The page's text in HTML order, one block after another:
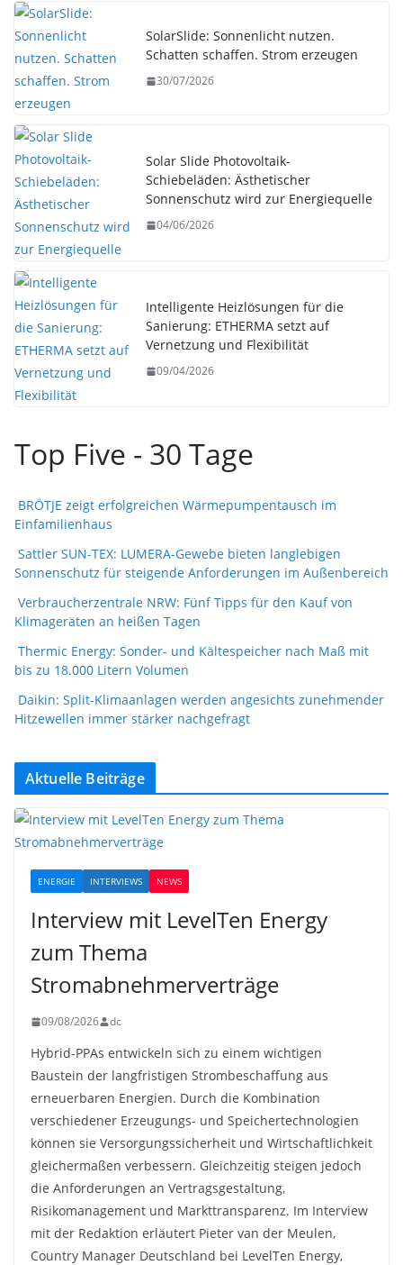
SolarSlide: Sonnenlicht nutzen.
Schatten schaffen. Strom erzeugen
30/07/2026
Solar Slide Photovoltaik-
Schiebeläden: Ästhetischer
Sonnenschutz wird zur Energiequelle
04/06/2026
Intelligente Heizlösungen für die
Sanierung: ETHERMA setzt auf
Vernetzung und Flexibilität
09/04/2026
Top Five - 30 Tage
BRÖTJE zeigt erfolgreichen Wärmepumpentausch im
Einfamilienhaus
Sattler SUN-TEX: LUMERA-Gewebe bieten langlebigen
Sonnenschutz für steigende Anforderungen im Außenbereich
Verbraucherzentrale NRW: Fünf Tipps für den Kauf von
Klimageräten an heißen Tagen
Thermic Energy: Sonder- und Kältespeicher nach Maß mit
bis zu 18.000 Litern Volumen
Daikin: Split-Klimaanlagen werden angesichts zunehmender
Hitzewellen immer stärker nachgefragt
Aktuelle Beiträge
ENERGIE INTERVIEWS NEWS
Interview mit LevelTen Energy
zum Thema
Stromabnehmerverträge
09/08/2026 dc
Hybrid-PPAs entwickeln sich zu einem wichtigen
Baustein der langfristigen Strombeschaffung aus
erneuerbaren Energien. Durch die Kombination
verschiedener Erzeugungs- und Speichertechnologien
können sie Versorgungssicherheit und Wirtschaftlichkeit
gleichermaßen verbessern. Gleichzeitig steigen jedoch
die Anforderungen an Vertragsgestaltung,
Risikomanagement und Markttransparenz. Im Interview
mit der Redaktion erläutert Pieter van der Meulen,
Country Manager Deutschland bei LevelTen Energy,